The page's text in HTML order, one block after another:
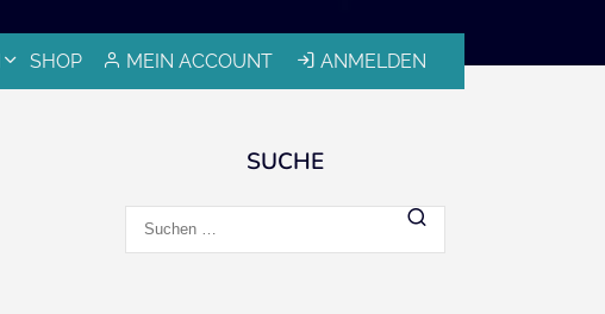
MEIN ACCOUNT ANMELDEN
SHOP
SUCHE
nach: